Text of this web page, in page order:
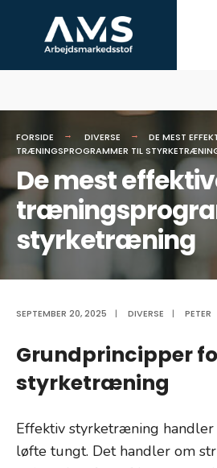
FORSIDE DIVERSE
DE MEST
TRÆNINGSPROGRAMMER TIL
De mest
styrketræning
SEPTEMBER 20, 2025 | DIVERSE | PETER
Grundprincipper
styrketræning
Effektiv styrketræning handler
løfte tungt. Det handler om
for: